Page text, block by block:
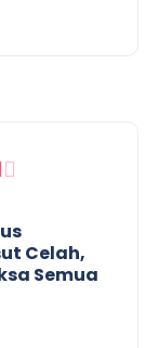
Celah,
Semua